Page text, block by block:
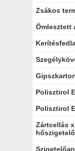
Zsákos
Ömlesztett
Polisztirol
Polisztirol
Zártcellás